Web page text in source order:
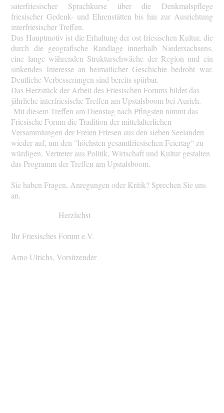
saterfriesischer Sprachkurse über die Denkmalspflege
friesischer Gedenk- und Ehrenstätten bis hin zur Ausrichtung
interfriesischer Treffen.
Das Hauptmotiv ist die Erhaltung der ost-friesischen Kultur, die
durch die geografische Randlage innerhalb Niedersachsens,
eine lange währenden Strukturschwäche der Region und ein
sinkendes Interesse an heimatlicher Geschichte bedroht war.
Deutliche Verbesserungen sind bereits spürbar.
Das Herzstück der Arbeit des Friesischen Forums bildet das
jährliche interfriesische Treffen am Upstalsboom bei Aurich.
Mit diesem Treffen am Dienstag nach Pfingsten nimmt das
Friesische Forum die Tradition der mittelalterlichen
Versammlungen der Freien Friesen aus den sieben Seelanden
wieder auf, um den "höchsten gesamtfriesischen Feiertag“ zu
würdigen. Vertreter aus Politik, Wirtschaft und Kultur gestalten
das Programm der Treffen am Upstalsboom.
Sie haben Fragen, Anregungen oder Kritik? Sprechen Sie uns
an.
Herzlichst
Ihr Friesisches Forum e.V.
Arno Ulrichs, Vorsitzender